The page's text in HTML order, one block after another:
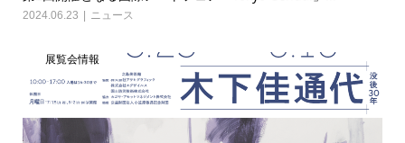
2024.06.23 ニュース
展覧会情報